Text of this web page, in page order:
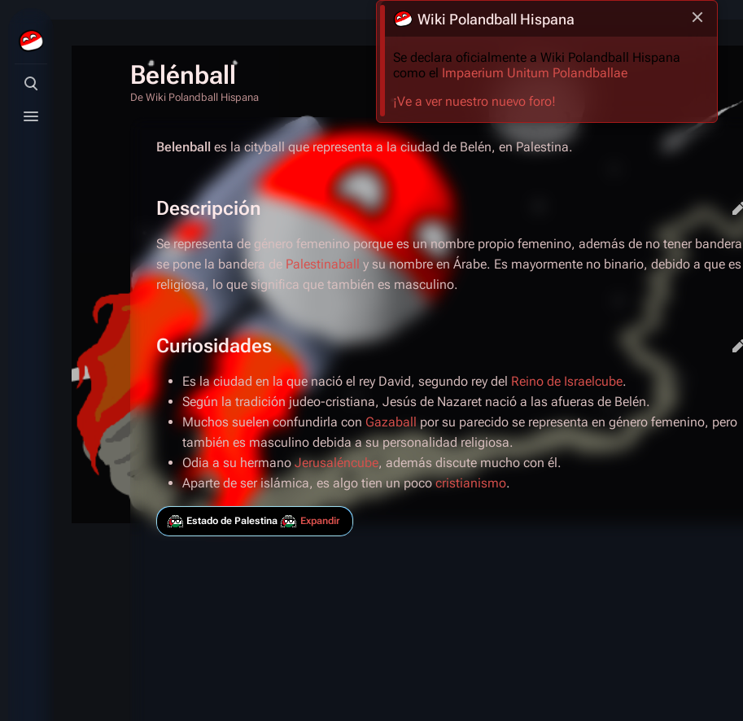
Búsqueda alternativa
Menú alternativo
Wiki Polandball Hispana
Se declara oficialmente a Wiki Polandball Hispana
como el Impaerium Unitum Polandballae
¡Ve a ver nuestro nuevo foro!
Belénball
De Wiki Polandball Hispana
Belenball es la cityball que representa a la ciudad de Belén, en Palestina.
Descripción
Se representa de género femenino porque es un nombre propio femenino, además de no tener bandera
se pone la bandera de Palestinaball y su nombre en Árabe. Es mayormente no binario, debido a que es
religiosa, lo que significa que también es masculino.
Curiosidades
Es la ciudad en la que nació el rey David, segundo rey del Reino de Israelcube.
Según la tradición judeo-cristiana, Jesús de Nazaret nació a las afueras de Belén.
Muchos suelen confundirla con Gazaball por su parecido se representa en género femenino, pero
también es masculino debida a su personalidad religiosa.
Odia a su hermanoJerusaléncube, además discute mucho con él.
Aparte de ser islámica, es algo tien un pococristianismo.
Expandir
Estado de Palestina